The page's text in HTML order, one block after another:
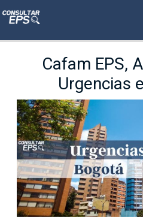
Ir
contenido
Cafam EPS,
Urgencias